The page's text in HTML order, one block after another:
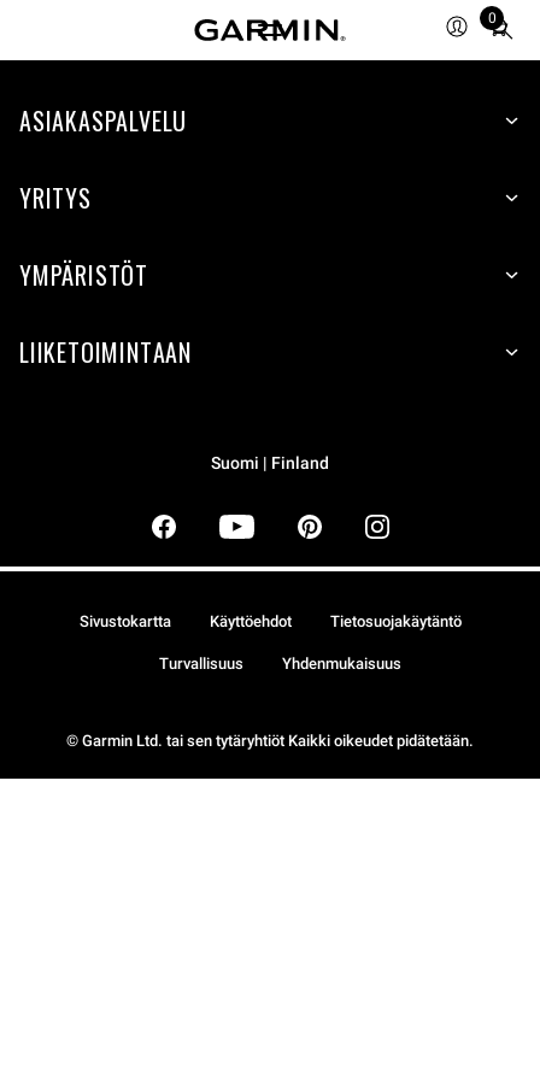
0
Total
items
cart:
ASIAKASPALVELU
YRITYS
YMPÄRISTÖT
LIIKETOIMINTAAN
Suomi | Finland
© Garmin Ltd. tai sen tytäryhtiöt Kaikki oikeudet pidätetään.
Sivustokartta Käyttöehdot Tietosuojakäytäntö
Turvallisuus Yhdenmukaisuus